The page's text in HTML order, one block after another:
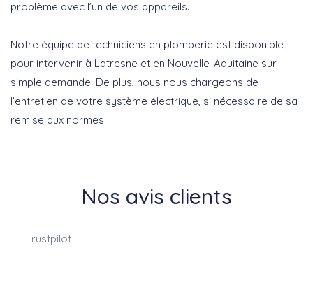
problème avec l’un de vos appareils.
Notre équipe de techniciens en plomberie est disponible
pour intervenir à Latresne et en Nouvelle-Aquitaine sur
simple demande. De plus, nous nous chargeons de
l’entretien de votre système électrique, si nécessaire de sa
remise aux normes.
Nos avis clients
Trustpilot